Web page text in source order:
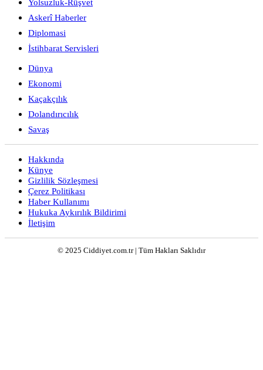
Yolsuzluk-Rüşvet
Askerî Haberler
Diplomasi
İstihbarat Servisleri
Dünya
Ekonomi
Kaçakçılık
Dolandırıcılık
Savaş
Hakkında
Künye
Gizlilik Sözleşmesi
Çerez Politikası
Haber Kullanımı
Hukuka Aykırılık Bildirimi
İletişim
© 2025 Ciddiyet.com.tr | Tüm Hakları Saklıdır